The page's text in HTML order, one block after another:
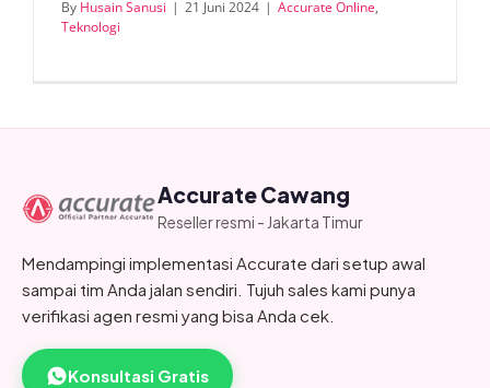
By Husain Sanusi | 21 Juni 2024 | Accurate Online,
Teknologi
Accurate Cawang
Reseller resmi - Jakarta Timur
Mendampingi implementasi Accurate dari setup awal
sampai tim Anda jalan sendiri. Tujuh sales kami punya
verifikasi agen resmi yang bisa Anda cek.
Konsultasi Gratis